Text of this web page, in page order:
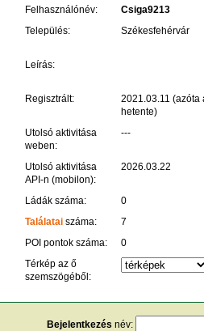
Felhasználónév:
Csiga9213
Település:
Székesfehérvár
Leírás:
Regisztrált:
2021.03.11 (azóta
hetente)
Utolsó aktivitása
weben:
---
Utolsó aktivitása
API-n (mobilon):
2026.03.22
Ládák száma:
0
Találatai száma:
7
POI pontok száma:
0
Térkép az ő
szemszögéből:
Bejelentkezés név: